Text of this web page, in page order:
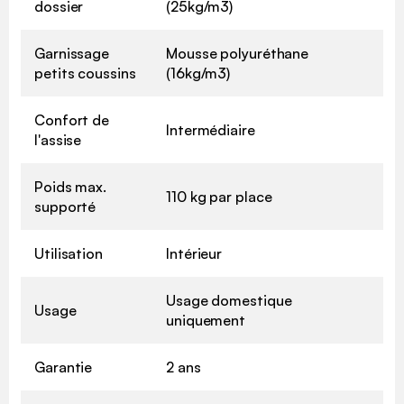
dossier (25kg/m3)
Garnissage
petits coussins
Mousse polyuréthane
(16kg/m3)
Confort de
l'assise
Intermédiaire
Poids max.
supporté
110 kg par place
Utilisation Intérieur
Usage
Usage domestique
uniquement
Garantie 2 ans